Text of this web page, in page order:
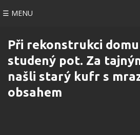
☰ MENU
Při rekonstrukci
studený pot. Za
našli starý kufr s
obsahem